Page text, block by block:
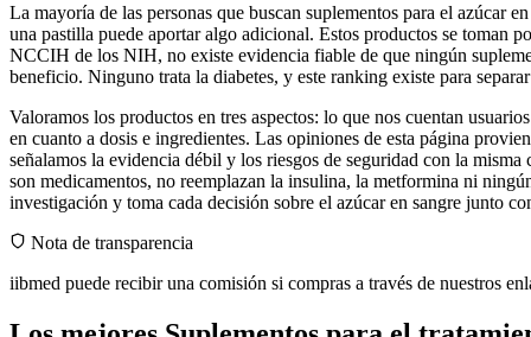
La mayoría de las personas que buscan suplementos para el azúcar
una pastilla puede aportar algo adicional. Estos productos se toman
NCCIH de los NIH, no existe evidencia fiable de que ningún
beneficio. Ninguno trata la diabetes, y este ranking existe para
Valoramos los productos en tres aspectos: lo que nos cuentan
en cuanto a dosis e ingredientes. Las opiniones de esta página
señalamos la evidencia débil y los riesgos de seguridad con la
son medicamentos, no reemplazan la insulina, la metformina ni
investigación y toma cada decisión sobre el azúcar en sangre junto
Nota de transparencia
iibmed puede recibir una comisión si compras a través de nuestros